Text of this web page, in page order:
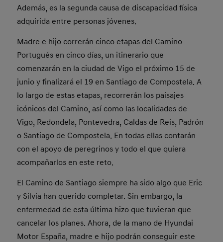
Además, es la segunda causa de discapacidad física
adquirida entre personas jóvenes.
Madre e hijo correrán cinco etapas del Camino
Portugués en cinco días, un itinerario que
comenzarán en la ciudad de Vigo el próximo 15 de
junio y finalizará el 19 en Santiago de Compostela. A
lo largo de estas etapas, recorrerán los paisajes
icónicos del Camino, así como las localidades de
Vigo, Redondela, Pontevedra, Caldas de Reis, Padrón
o Santiago de Compostela. En todas ellas contarán
con el apoyo de peregrinos y todo el que quiera
acompañarlos en este reto.
El Camino de Santiago siempre ha sido algo que Eric
y Silvia han querido completar. Sin embargo, la
enfermedad de esta última hizo que tuvieran que
cancelar los planes. Ahora, de la mano de Hyundai
Motor España, madre e hijo podrán conseguir este